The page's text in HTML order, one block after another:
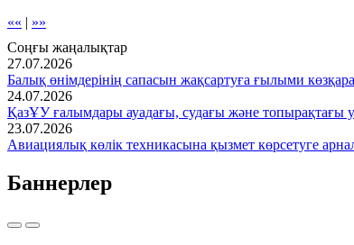
«« | »»
Соңғы жаңалықтар
27.07.2026
Балық өнімдерінің сапасын жақсартуға ғылыми
24.07.2026
ҚазҰУ ғалымдары ауадағы, судағы және топырақтағы
23.07.2026
Авиациялық көлік техникасына қызмет көрсетуге
Баннерлер